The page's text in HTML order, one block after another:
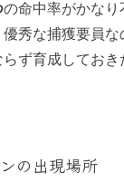
の命中率がかな
優秀な捕獲要員
ず育成してお
の出現場所